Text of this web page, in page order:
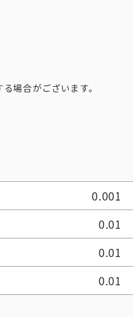
場合がございます。
0.001
0.01
0.01
0.01